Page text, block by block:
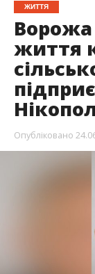
ЖИТТЯ
Ворожа
життя
Опубліковано